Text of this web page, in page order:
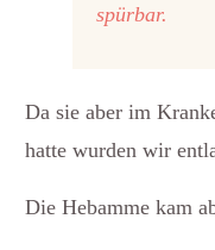
spürbar.
Da sie aber im
hatte wurden wir
Die Hebamme kam